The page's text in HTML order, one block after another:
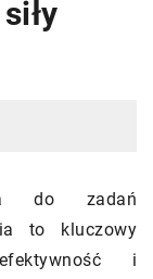
do zadań
to kluczowy
i